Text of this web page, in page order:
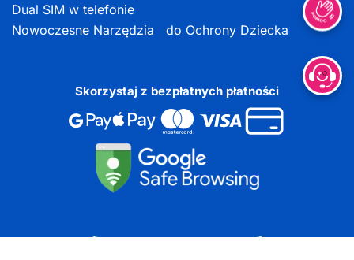
Dual SIM w telefonie
Nowoczesne Narzędzia do Ochrony Dziecka
Skorzystaj z bezpłatnych płatności